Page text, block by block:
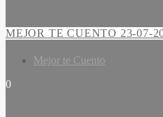
MEJOR TE CUENTO 23-07-
Mejor te Cuento
0